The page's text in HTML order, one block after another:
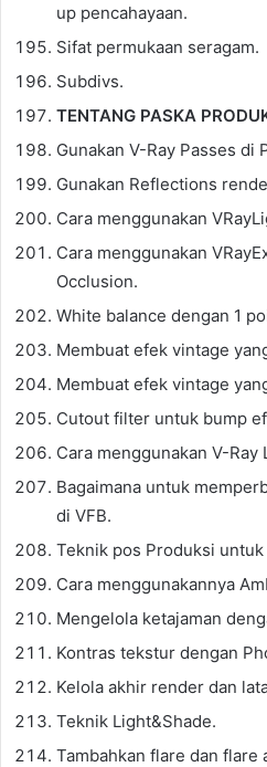
up pencahayaan.
Sifat permukaan seragam.
Subdivs.
TENTANG PASKA
Gunakan V-Ray Passes di
Gunakan Reflections
Cara menggunakan
Cara menggunakan
Occlusion.
White balance dengan 1
Membuat efek vintage
Membuat efek vintage
Cutout filter untuk bump
Cara menggunakan V-Ray
Bagaimana untuk
di VFB.
Teknik pos Produksi
Cara menggunakannya
Mengelola ketajaman
Kontras tekstur dengan
Kelola akhir render dan
Teknik Light&Shade.
Tambahkan flare dan flare